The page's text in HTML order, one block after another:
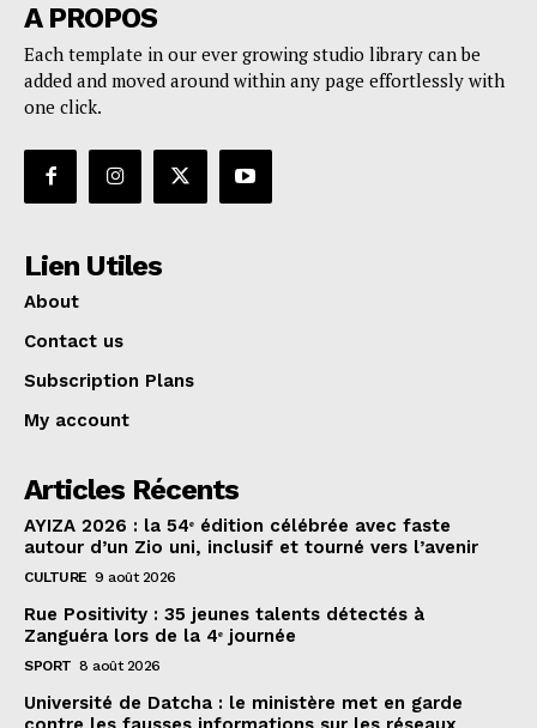
A PROPOS
Each template in our ever growing studio library can be
added and moved around within any page effortlessly with
one click.
Lien Utiles
About
Contact us
Subscription Plans
My account
Articles Récents
AYIZA 2026 : la 54ᵉ édition célébrée avec faste
autour d’un Zio uni, inclusif et tourné vers l’avenir
CULTURE 9 août 2026
Rue Positivity : 35 jeunes talents détectés à
Zanguéra lors de la 4ᵉ journée
SPORT 8 août 2026
Université de Datcha : le ministère met en garde